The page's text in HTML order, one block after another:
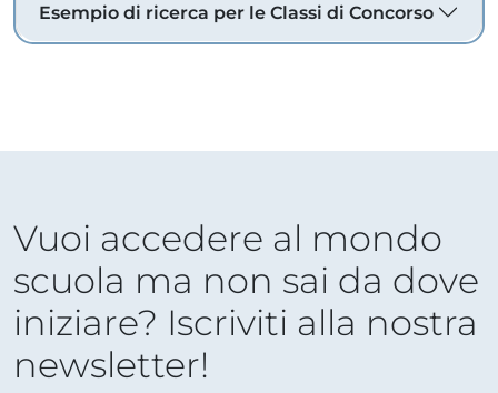
Esempio di ricerca per le Classi di Concorso
Vuoi accedere al mondo
scuola ma non sai da dove
iniziare? Iscriviti alla nostra
newsletter!